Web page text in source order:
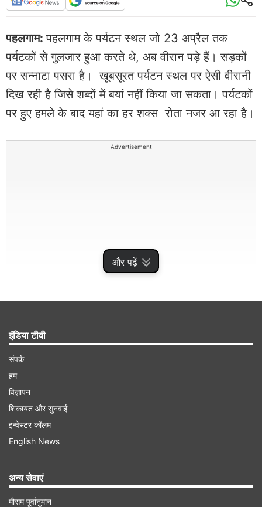
और पढ़ें
पहलगाम:पहलगाम के पर्यटन स्थल जो 23 अप्रैल तक
पर्यटकों से गुलजार हुआ करते थे, अब वीरान पड़े हैं। सड़कों
पर सन्नाटा पसरा है। खूबसूरत पर्यटन स्थल पर ऐसी वीरानी
दिख रही है जिसे शब्दों में बयां नहीं किया जा सकता। पर्यटकों
पर हुए हमले के बाद यहां का हर शक्स रोता नजर आ रहा है।
Advertisement
आतंकी हमले के बाद वीरान पड़े पहलगाम के पर्यटन स्थल
इंडिया टीवी
संपर्क
हम
विज्ञापन
शिकायत और सुनवाई
इन्वेस्टर कॉलम
English News
अन्य सेवाएं
मौसम पूर्वानुमान